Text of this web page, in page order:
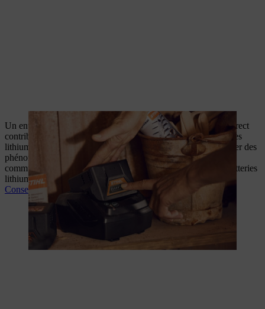
Un entretien adapté, une recharge maîtrisée et un stockage correct
contribuent directement à prolonger la durée de vie des batteries
lithium‑ion. Ces bonnes pratiques permettent également d’éviter des
phénomènes souvent mal compris, comme ce que l’on appelle
communément l’« effet mémoire », qui ne concerne pas les batteries
lithium‑ion modernes.
Conseils d'entretien de la batterie